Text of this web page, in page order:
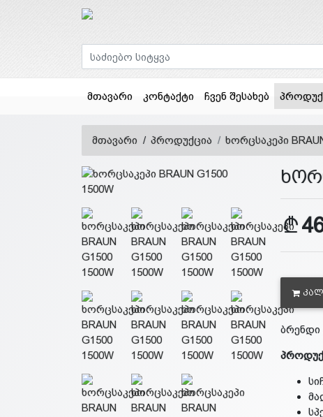
მთავარი კონტაქტი ჩვენ შესახებ
მთავარი პროდუქცია ხორცსაკეპი
ბრენდი